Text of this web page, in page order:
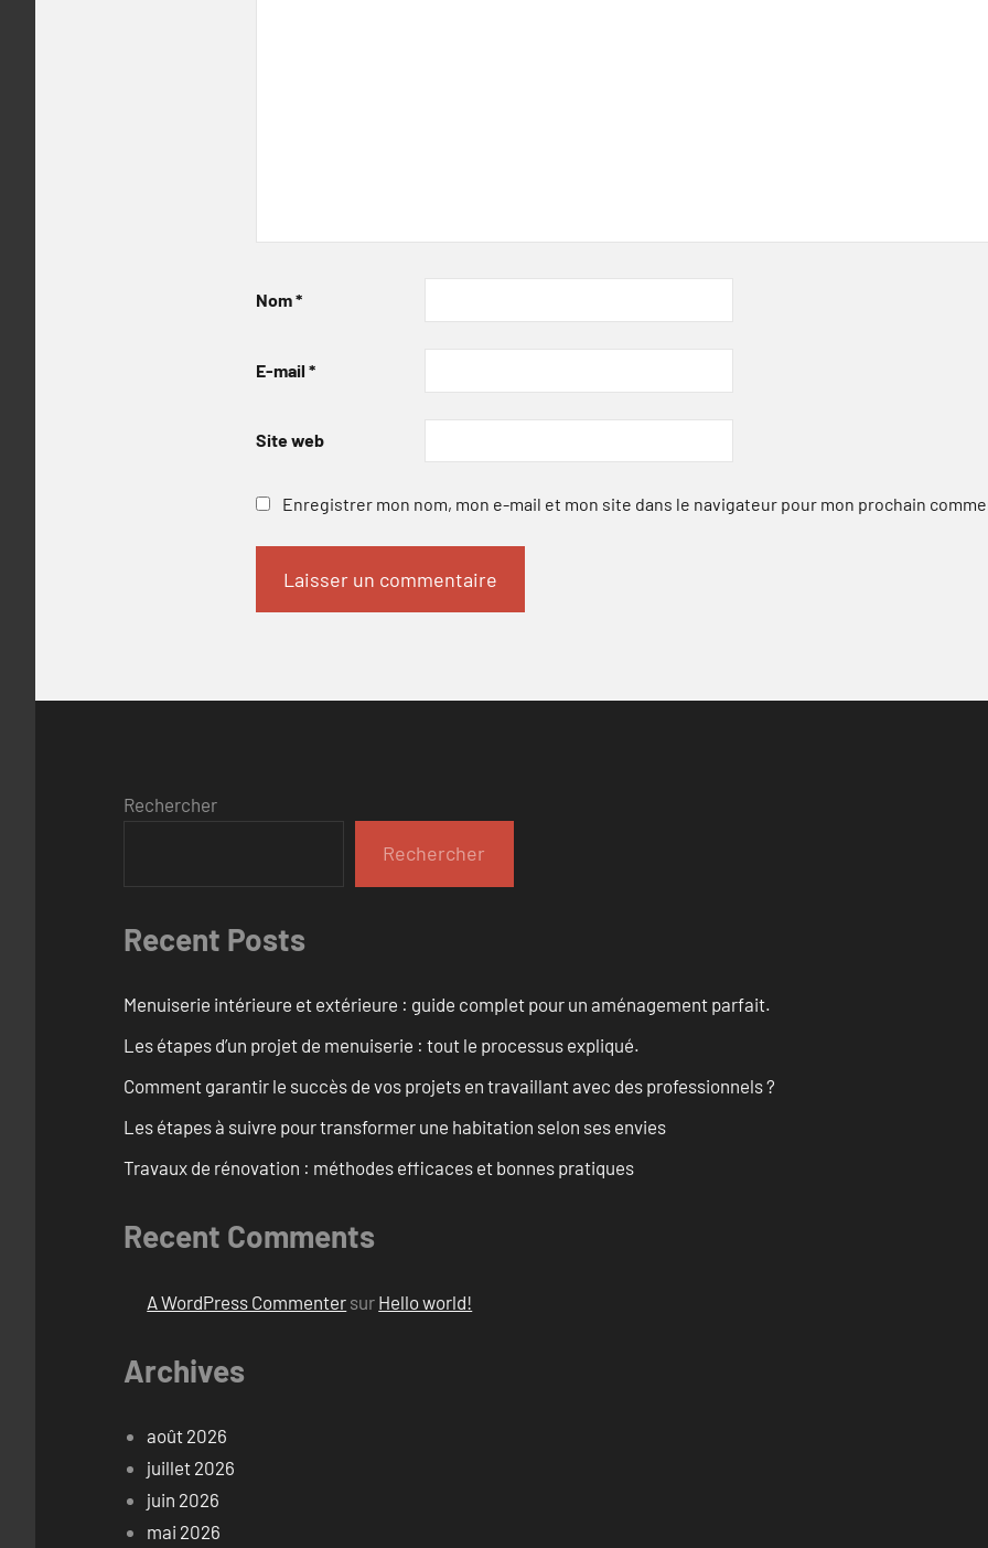
Nom*
E-mail *
Site web
Enregistrer mon nom, mon e-mail et mon site dans le navigateur pour mon prochain
Rechercher
Rechercher
Recent Posts
Menuiserie intérieure et extérieure : guide complet pour un aménagement parfait.
Les étapes d’un projet de menuiserie : tout le processus expliqué.
Comment garantir le succès de vos projets en travaillant avec des professionnels ?
Les étapes à suivre pour transformer une habitation selon ses envies
Travaux de rénovation : méthodes efficaces et bonnes pratiques
Recent Comments
A WordPress Commenter sur Hello world!
Archives
août 2026
juillet 2026
juin 2026
mai 2026